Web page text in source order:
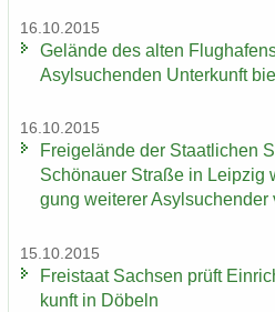
16.10.2015
Ge­län­de des alten
Asyl­su­chen­den Un­ter­kunft
16.10.2015
Frei­ge­län­de der Staat­li­chen
Schö­nau­er Stra­ße in Leip­zig
gung wei­te­rer Asyl­su­chen­der
15.10.2015
Frei­staat Sach­sen prüft
kunft in Dö­beln